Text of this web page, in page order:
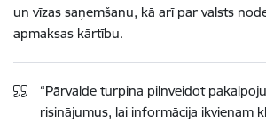
un vīzas saņemšanu, kā arī par valsts
apmaksas kārtību.
“Pārvalde turpina pilnveidot
risinājumus, lai informācija ikvienam